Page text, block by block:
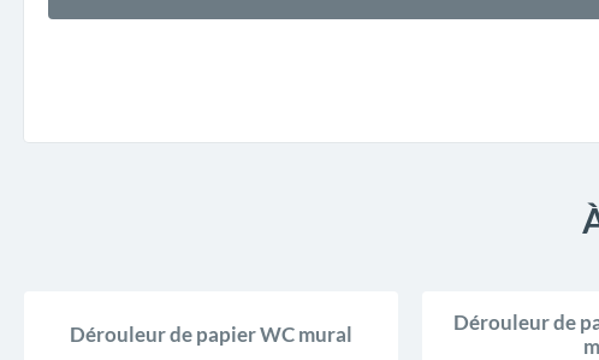
Dérouleur de papier WC mural
Dérouleur de